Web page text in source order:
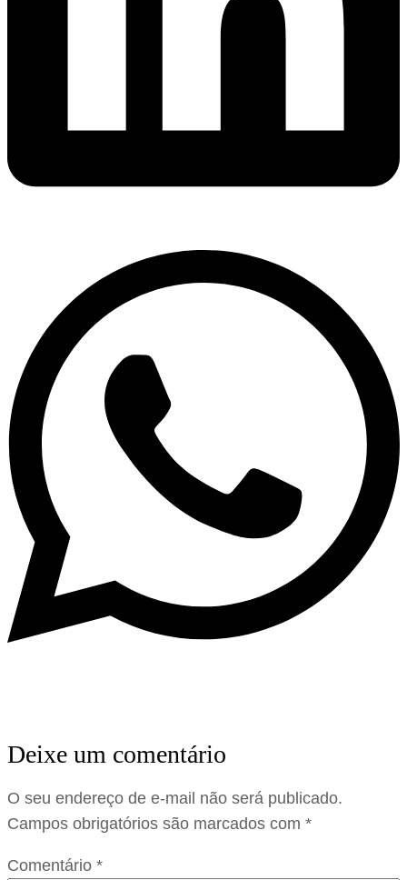
Deixe um comentário
O seu endereço de e-mail não será publicado.
Campos obrigatórios são marcados com *
Comentário *